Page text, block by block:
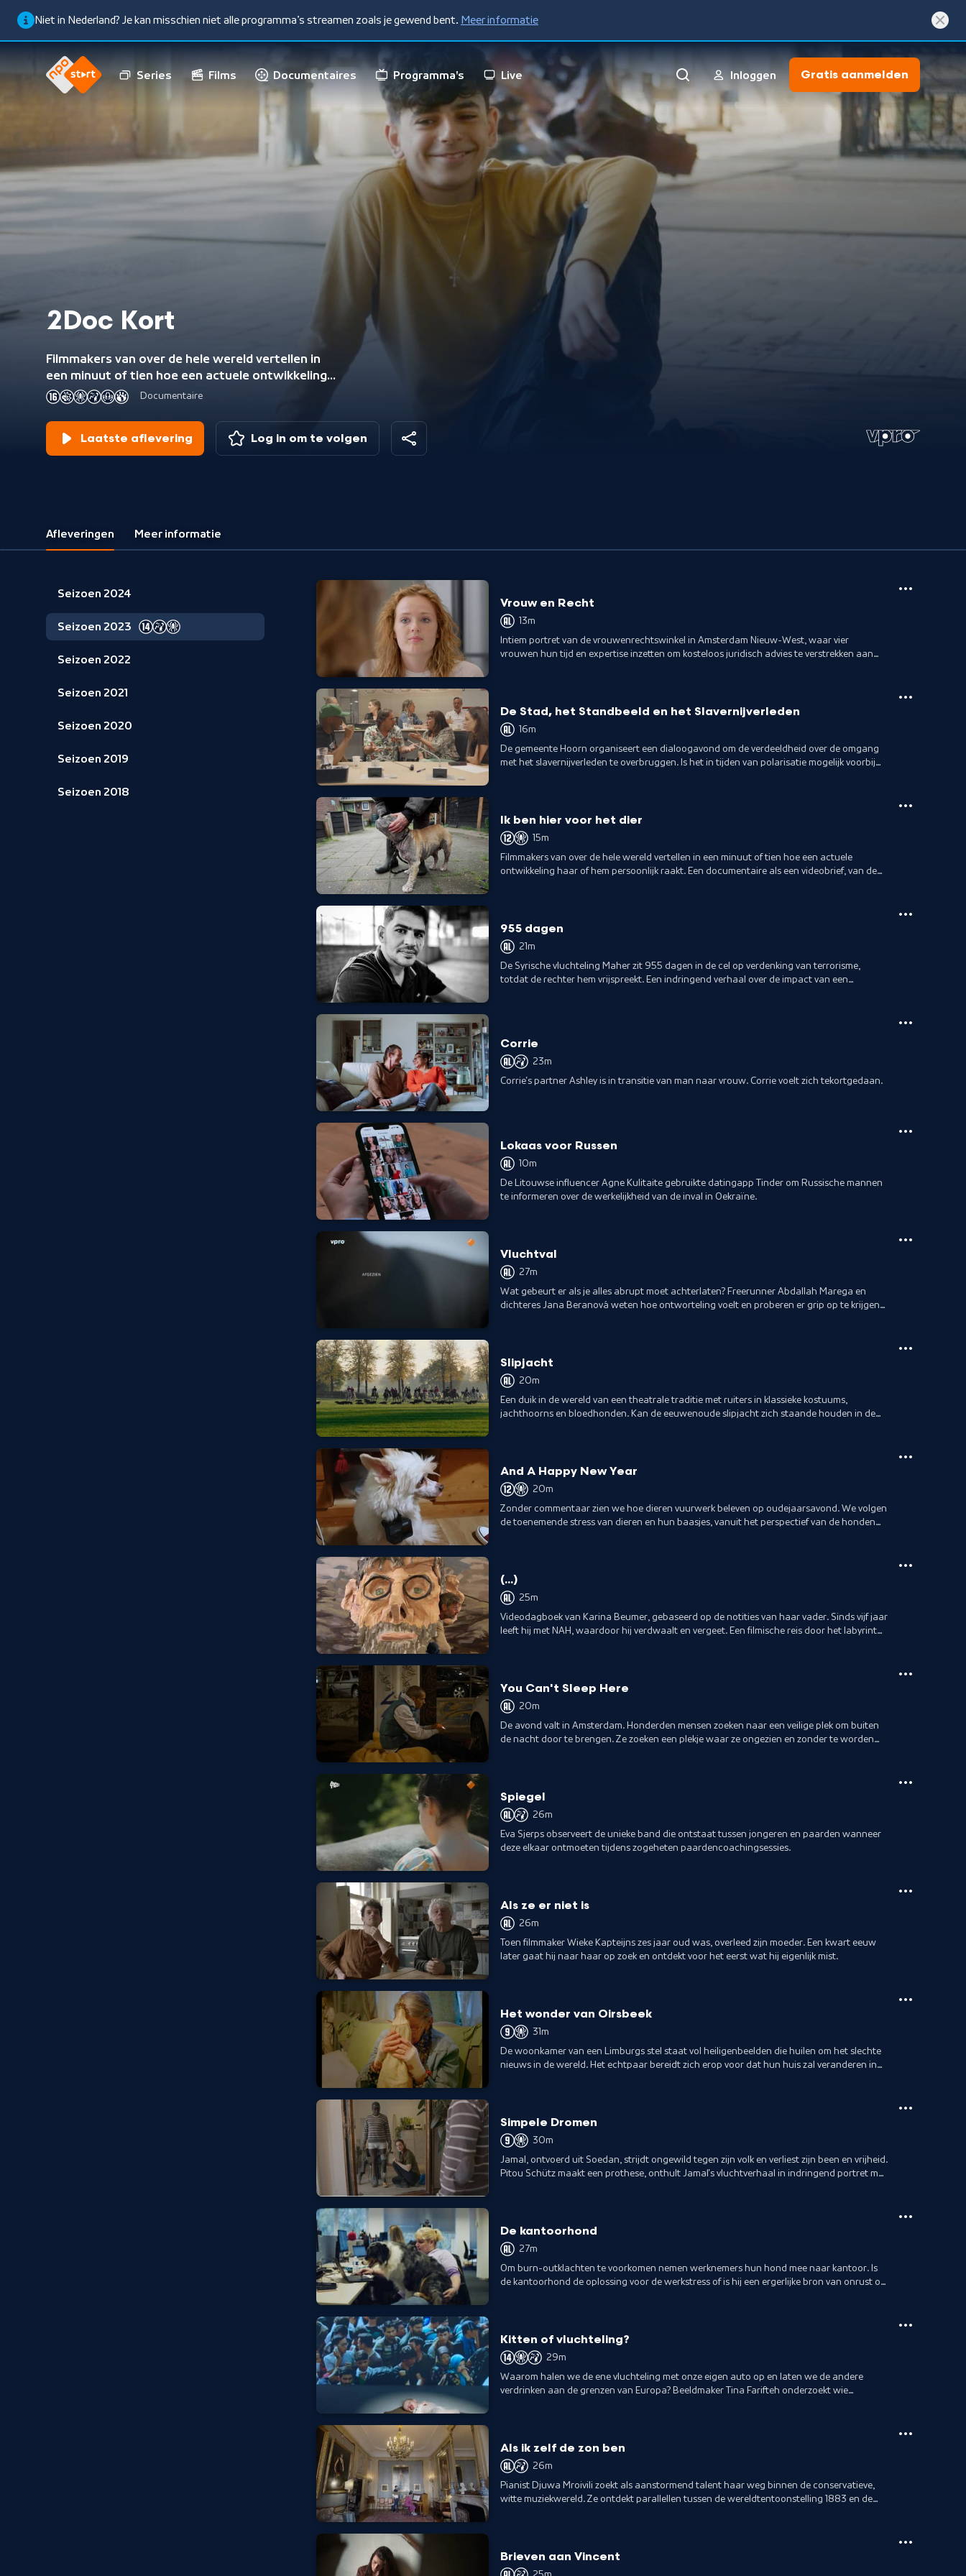
Niet in Nederland? Je kan misschien niet alle programma’s streamen zoals je gewend bent. Meer informatie
Series Films Documentaires Programma's Live Inloggen Gratis aanmelden
2Doc Kort
Filmmakers van over de hele wereld vertellen in
een minuut of tien hoe een actuele ontwikkeling
haar of hem persoonlijk raakt. Een documentaire
als een videobrief, van de maker aan de kijker.
Documentaire
Laatste aflevering Log in om te volgen
Afleveringen Meer informatie
Seizoen 2024
Seizoen 2023
Seizoen 2022
Seizoen 2021
Seizoen 2020
Seizoen 2019
Seizoen 2018
Vrouw en Recht
13m
Intiem portret van de vrouwenrechtswinkel in Amsterdam Nieuw-West, waar vier
vrouwen hun tijd en expertise inzetten om kosteloos juridisch advies te verstrekken aan
De Stad, het Standbeeld en het Slavernijverleden
16m
De gemeente Hoorn organiseert een dialoogavond om de verdeeldheid over de omgang
met het slavernijverleden te overbruggen. Is het in tijden van polarisatie mogelijk voorbij
Ik ben hier voor het dier
15m
Filmmakers van over de hele wereld vertellen in een minuut of tien hoe een actuele
ontwikkeling haar of hem persoonlijk raakt. Een documentaire als een videobrief, van de
955 dagen
21m
De Syrische vluchteling Maher zit 955 dagen in de cel op verdenking van terrorisme,
totdat de rechter hem vrijspreekt. Een indringend verhaal over de impact van een
Corrie
23m
Corrie's partner Ashley is in transitie van man naar vrouw. Corrie voelt zich tekortgedaan.
Lokaas voor Russen
10m
De Litouwse influencer Agne Kulitaite gebruikte datingapp Tinder om Russische mannen
te informeren over de werkelijkheid van de inval in Oekraïne.
Vluchtval
27m
Wat gebeurt er als je alles abrupt moet achterlaten? Freerunner Abdallah Marega en
dichteres Jana Beranová weten hoe ontworteling voelt en proberen er grip op te krijgen
Slipjacht
20m
Een duik in de wereld van een theatrale traditie met ruiters in klassieke kostuums,
jachthoorns en bloedhonden. Kan de eeuwenoude slipjacht zich staande houden in de
And A Happy New Year
20m
Zonder commentaar zien we hoe dieren vuurwerk beleven op oudejaarsavond. We volgen
de toenemende stress van dieren en hun baasjes, vanuit het perspectief van de honden
(...)
25m
Videodagboek van Karina Beumer, gebaseerd op de notities van haar vader. Sinds vijf jaar
leeft hij met NAH, waardoor hij verdwaalt en vergeet. Een filmische reis door het labyrint
You Can't Sleep Here
20m
De avond valt in Amsterdam. Honderden mensen zoeken naar een veilige plek om buiten
de nacht door te brengen. Ze zoeken een plekje waar ze ongezien en zonder te worden
Spiegel
26m
Eva Sjerps observeert de unieke band die ontstaat tussen jongeren en paarden wanneer
deze elkaar ontmoeten tijdens zogeheten paardencoachingsessies.
Als ze er niet is
26m
Toen filmmaker Wieke Kapteijns zes jaar oud was, overleed zijn moeder. Een kwart eeuw
later gaat hij naar haar op zoek en ontdekt voor het eerst wat hij eigenlijk mist.
Het wonder van Oirsbeek
31m
De woonkamer van een Limburgs stel staat vol heiligenbeelden die huilen om het slechte
nieuws in de wereld. Het echtpaar bereidt zich erop voor dat hun huis zal veranderen in
Simpele Dromen
30m
Jamal, ontvoerd uit Soedan, strijdt ongewild tegen zijn volk en verliest zijn been en vrijheid.
Pitou Schütz maakt een prothese, onthult Jamal's vluchtverhaal in indringend portret met
De kantoorhond
27m
Om burn-outklachten te voorkomen nemen werknemers hun hond mee naar kantoor. Is
de kantoorhond de oplossing voor de werkstress of is hij een ergerlijke bron van onrust op
Kitten of vluchteling?
29m
Waarom halen we de ene vluchteling met onze eigen auto op en laten we de andere
verdrinken aan de grenzen van Europa? Beeldmaker Tina Farifteh onderzoekt wie
Als ik zelf de zon ben
26m
Pianist Djuwa Mroivili zoekt als aanstormend talent haar weg binnen de conservatieve,
witte muziekwereld. Ze ontdekt parallellen tussen de wereldtentoonstelling 1883 en de
Brieven aan Vincent